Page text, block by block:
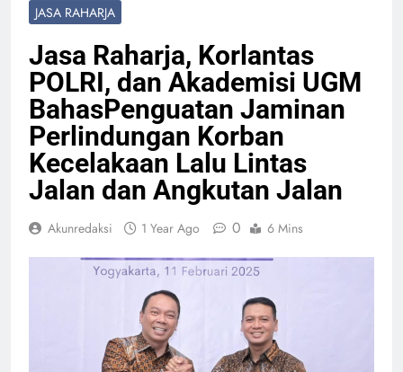
JASA RAHARJA
Jasa Raharja, Korlantas
POLRI, dan Akademisi UGM
BahasPenguatan Jaminan
Perlindungan Korban
Kecelakaan Lalu Lintas
Jalan dan Angkutan Jalan
Akunredaksi 1 Year Ago 0 6 Mins